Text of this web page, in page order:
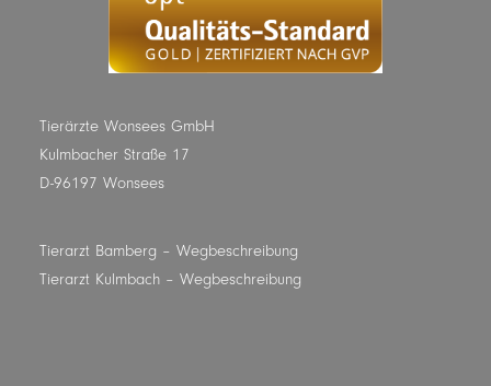
Tierärzte Wonsees GmbH
Kulmbacher Straße 17
D-96197 Wonsees
Tierarzt Bamberg – Wegbeschreibung
Tierarzt Kulmbach – Wegbeschreibung